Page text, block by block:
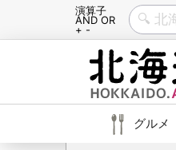
演算子
AND OR
+ -
グルメ